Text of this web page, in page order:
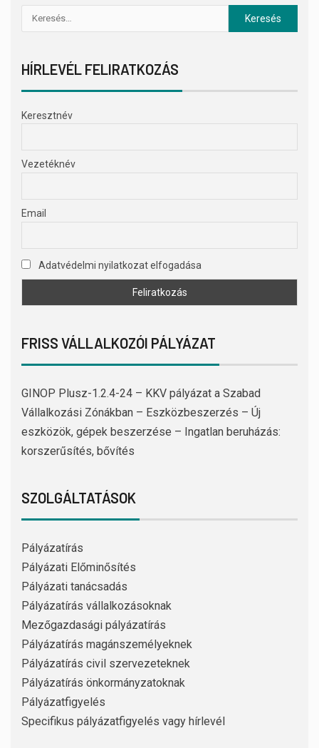
HÍRLEVÉL FELIRATKOZÁS
Keresztnév
Vezetéknév
Email
Adatvédelmi nyilatkozat elfogadása
FRISS VÁLLALKOZÓI PÁLYÁZAT
GINOP Plusz-1.2.4-24 – KKV pályázat a Szabad
Vállalkozási Zónákban – Eszközbeszerzés – Új
eszközök, gépek beszerzése – Ingatlan beruházás:
korszerűsítés, bővítés
SZOLGÁLTATÁSOK
Pályázatírás
Pályázati Előminősítés
Pályázati tanácsadás
Pályázatírás vállalkozásoknak
Mezőgazdasági pályázatírás
Pályázatírás magánszemélyeknek
Pályázatírás civil szervezeteknek
Pályázatírás önkormányzatoknak
Pályázatfigyelés
Specifikus pályázatfigyelés vagy hírlevél